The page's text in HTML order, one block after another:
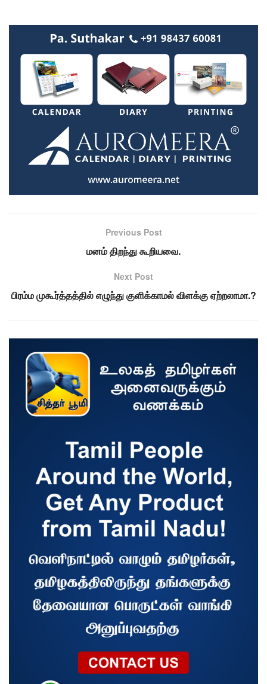
Previous Post
மனம் திறந்து கூறியவை.
Next Post
பிரம்ம முகூர்த்தத்தில் எழுந்து குளிக்காமல் விளக்கு ஏற்றலாமா.?